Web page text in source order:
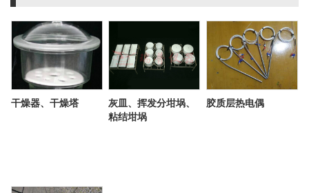
干燥器、干燥塔
灰皿、挥发分坩埚、
粘结坩埚
胶质层热电偶